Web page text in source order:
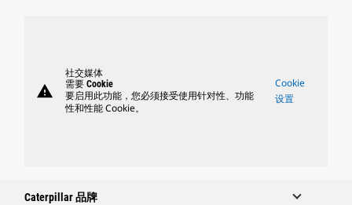
warning
社交媒体
需要 Cookie
要启用此功能，您必须接受使用针对性、功能
性和性能 Cookie。
Cookie
设置
Caterpillar 品牌